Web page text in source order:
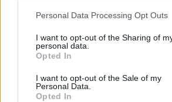
Please note that this website/app uses
not limited to your visit or usage
grant or deny consent to Google and its
use your data for below specified
consent section.
Personal Data Processing Opt Outs
I want to opt-out of the Sharing of
personal data.
Opted In
I want to opt-out of the Sale of my
Personal Data.
Opted In
Andy Burnham, el
de Starmer
22 junio, 2026
Repunte de las